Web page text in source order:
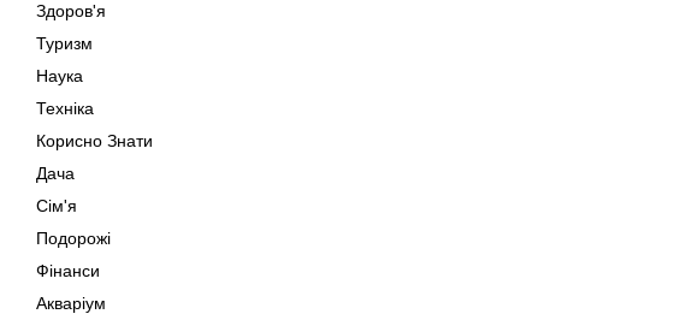
Здоров'я
Туризм
Наука
Техніка
Корисно Знати
Дача
Сім'я
Подорожі
Фінанси
Акваріум